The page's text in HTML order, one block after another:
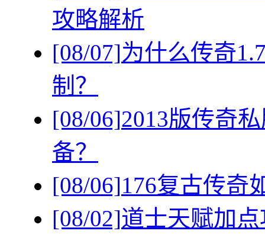
攻略解析
[08/07]为什么传奇
制？
[08/06]2013版传奇
备？
[08/06]176复古传奇
[08/02]道士天赋加